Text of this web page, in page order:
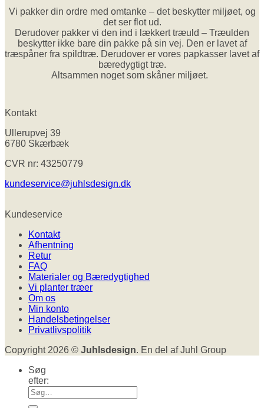
Vi pakker din ordre med omtanke – det beskytter miljøet, og
det ser flot ud.
Derudover pakker vi den ind i lækkert træuld – Træulden
beskytter ikke bare din pakke på sin vej. Den er lavet af
træspåner fra spildtræ. Derudover er vores papkasser lavet af
bæredygtigt træ.
Altsammen noget som skåner miljøet.
Kontakt
Ullerupvej 39
6780 Skærbæk
CVR nr: 43250779
kundeservice@juhlsdesign.dk
Kundeservice
Kontakt
Afhentning
Retur
FAQ
Materialer og Bæredygtighed
Vi planter træer
Om os
Min konto
Handelsbetingelser
Privatlivspolitik
Copyright 2026 © Juhlsdesign. En del af Juhl Group
Søg
efter: